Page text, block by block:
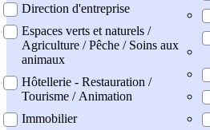
Direction d'entreprise
Espaces verts et naturels /
Agriculture / Pêche / Soins aux
animaux
Hôtellerie - Restauration /
Tourisme / Animation
Immobilier